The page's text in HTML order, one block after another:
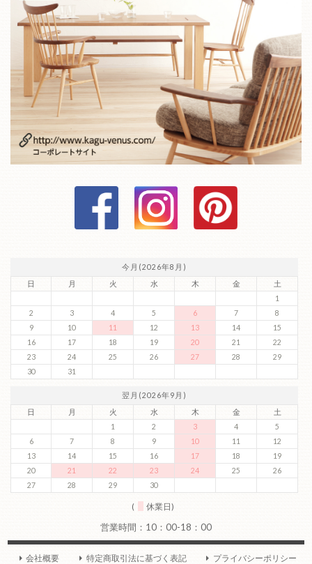
今月(2026年8月)
日
月 火 水 木 金
土
1
2
3 4 5 6 7
8
9
10 11 12 13 14
15
16
17 18 19 20 21
22
23
24 25 26 27 28
29
30
31
翌月(2026年9月)
日
月 火 水 木 金
土
1
2 3 4
5
6
7 8 9 10 11
12
13
14 15 16 17 18
19
20
21 22 23 24 25
26
27
28 29 30
( 休業日)
会社概要 特定商取引法に基づく表記 プライバシーポリシー